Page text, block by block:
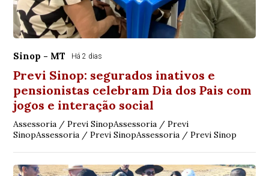
Sinop - MT Há 2 dias
Previ Sinop: segurados inativos e
pensionistas celebram Dia dos Pais com
jogos e interação social
Assessoria / Previ SinopAssessoria / Previ
SinopAssessoria / Previ SinopAssessoria / Previ Sinop